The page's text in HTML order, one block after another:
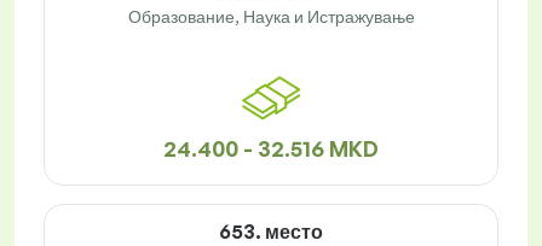
Образование, Наука и Истражување
24.400 - 32.516 MKD
653. место